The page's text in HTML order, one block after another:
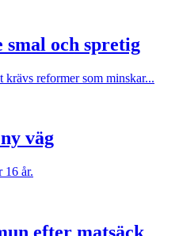
smal och spretig
reformer som minskar...
väg
16 år.